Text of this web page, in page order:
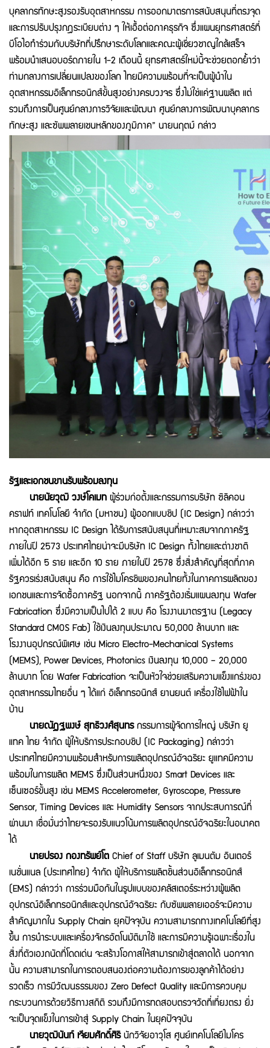
บุคลากรทักษะสูงรองรับอุตสาหกรรม การออกมาตรการสนับสนุนที่ตรงจุด
และการปรับปรุงกฎระเบียบต่าง ๆ ให้เอื้อต่อภาคธุรกิจ ซึ่งแผนยุทธศาสตร์ที่
บีโอไอทำร่วมกับบริษัทที่ปรึกษาระดับโลกและคณะผู้เชี่ยวชาญใกล้เสร็จ
พร้อมนำเสนอบอร์ดภายใน 1-2 เดือนนี้ ยุทธศาสตร์ใหม่นี้จะช่วยตอกย้ำว่า
ท่ามกลางการเปลี่ยนแปลงของโลก ไทยมีความพร้อมที่จะเป็นผู้นำใน
อุตสาหกรรมอิเล็กทรอนิกส์ขั้นสูงอย่างครบวงจร ซึ่งไม่ใช่แค่ฐานผลิต แต่
รวมถึงการเป็นศูนย์กลางการวิจัยและพัฒนา ศูนย์กลางการพัฒนาบุคลากร
ทักษะสูง และซัพพลายเชนหลักของภูมิภาค” นายนฤตม์ กล่าว
รัฐและเอกชนขานรับพร้อมลงทุน
นายนัยวุฒิ วงษ์โคเมท ผู้ร่วมก่อตั้งและกรรมการบริษัท ซิลิคอน
คราฟท์ เทคโนโลยี จำกัด (มหาชน) ผู้ออกแบบชิป (IC Design) กล่าวว่า
หากอุตสาหกรรม IC Design ได้รับการสนับสนุนที่เหมาะสมจากภาครัฐ
ภายในปี 2573 ประเทศไทยน่าจะมีบริษัท IC Design ทั้งไทยและต่างชาติ
เพิ่มได้อีก 5 ราย และอีก 10 ราย ภายในปี 2578 ซึ่งสิ่งสำคัญที่สุดที่ภาค
รัฐควรเร่งสนับสนุน คือ การใช้ไมโครชิพของคนไทยทั้งในภาคการผลิตของ
เอกชนและการจัดซื้อภาครัฐ นอกจากนี้ ภาครัฐต้องเริ่มแผนลงทุน Wafer
Fabrication ซึ่งมีความเป็นไปได้ 2 แบบ คือ โรงงานมาตรฐาน (Legacy
Standard CMOS Fab) ใช้เงินลงทุนประมาณ 50,000 ล้านบาท และ
โรงงานอุปกรณ์พิเศษ เช่น Micro Electro-Mechanical Systems
(MEMS), Power Devices, Photonics เงินลงทุน 10,000 – 20,000
ล้านบาท โดย Wafer Fabrication จะเป็นหัวใจช่วยเสริมความแข็งแกร่งของ
อุตสาหกรรมไทยอื่น ๆ ได้แก่ อิเล็กทรอนิกส์ ยานยนต์ เครื่องใช้ไฟฟ้าใน
บ้าน
นายณัฏฐพงษ์ สุทธิวงศ์สุนทรกรรมการผู้จัดการใหญ่ บริษัท ยู
แทค ไทย จำกัด ผู้ให้บริการประกอบชิป (IC Packaging) กล่าวว่า
ประเทศไทยมีความพร้อมสำหรับการผลิตอุปกรณ์อัจฉริยะ ยูแทคมีความ
พร้อมในการผลิต MEMS ซึ่งเป็นส่วนหนึ่งของ Smart Devices และ
เซ็นเซอร์ขั้นสูง เช่น MEMS Accelerometer, Gyroscope, Pressure
Sensor, Timing Devices และ Humidity Sensors จากประสบการณ์ที่
ผ่านมา เชื่อมั่นว่าไทยจะรองรับแนวโน้มการผลิตอุปกรณ์อัจฉริยะในอนาคต
ได้
นายปรอง กองทรัพย์โต Chief of Staff บริษัท ลูเมนตัม อินเตอร์
เนชั่นแนล (ประเทศไทย) จำกัด ผู้ให้บริการผลิตชิ้นส่วนอิเล็กทรอนิกส์
(EMS) กล่าวว่า การร่วมมือกันในรูปแบบของคลัสเตอร์ระหว่างผู้ผลิต
อุปกรณ์อิเล็กทรอนิกส์และอุปกรณ์อัจฉริยะ กับซัพพลายเออร์จะมีความ
สำคัญมากใน Supply Chain ยุคปัจจุบัน ความสามารถทางเทคโนโลยีที่สูง
ขึ้น การนำระบบและเครี่องจักรอัตโนมัติมาใช้ และการมีความรู้เฉพาะเรื่องใน
สิ่งที่ตัวเองถนัดที่โดดเด่น จะสร้างโอกาสให้สามารถเข้าสู่ตลาดได้ นอกจาก
นั้น ความสามารถในการตอบสนองต่อความต้องการของลูกค้าได้อย่าง
รวดเร็ว การมีวัฒนธรรมของ Zero Defect Quality และมีการควบคุม
กระบวนการด้วยวิธีทางสถิติ รวมถึงมีการทดสอบตรวจวัดที่เที่ยงตรง ยิ่ง
จะเป็นจุดแข็งในการเข้าสู่ Supply Chain ในยุคปัจจุบัน
นายวุฒินันท์ เจียมศักดิ์ศิรินักวิจัยอาวุโส ศูนย์เทคโนโลยีไมโคร